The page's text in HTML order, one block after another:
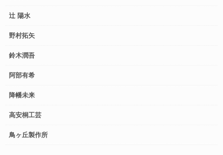
辻 陽水
野村拓矢
鈴木潤吾
阿部有希
降幡未来
高安桐工芸
鳥ヶ丘製作所